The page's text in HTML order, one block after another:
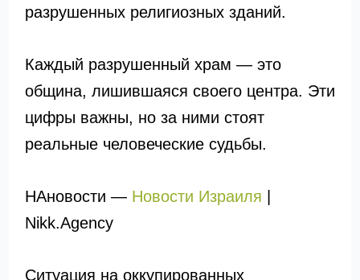
разрушенных религиозных зданий.
Каждый разрушенный храм — это
община, лишившаяся своего центра. Эти
цифры важны, но за ними стоят
реальные человеческие судьбы.
НАновости — Новости Израиля
Nikk.Agency
Ситуация на оккупированных